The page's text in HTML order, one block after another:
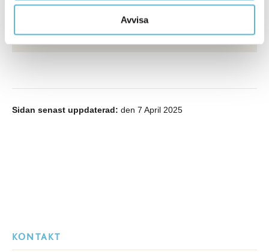
Avvisa
Näringslivsutvecklare
Sidan senast uppdaterad: den 7 April 2025
KONTAKT